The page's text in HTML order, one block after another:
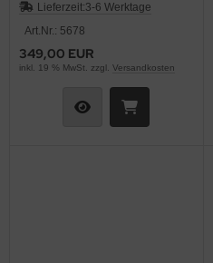
Lieferzeit:3-6 Werktage
Art.Nr.: 5678
349,00 EUR
inkl. 19 % MwSt. zzgl. Versandkosten